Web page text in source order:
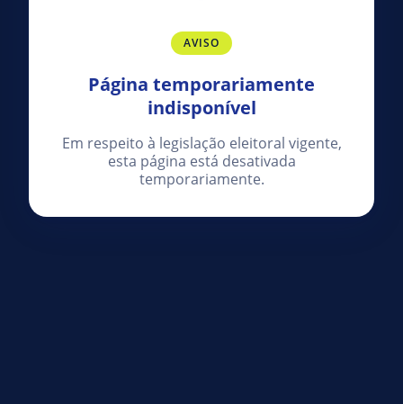
AVISO
Página temporariamente
indisponível
Em respeito à legislação eleitoral vigente,
esta página está desativada
temporariamente.